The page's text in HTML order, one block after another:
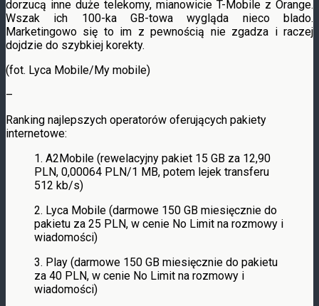
dorzucą inne duże telekomy, mianowicie T-Mobile z Orange.
Wszak ich 100-ka GB-towa wygląda nieco blado.
Marketingowo się to im z pewnością nie zgadza i raczej
dojdzie do szybkiej korekty.
(fot. Lyca Mobile/My mobile)
–
Ranking najlepszych operatorów oferujących pakiety
internetowe:
1. A2Mobile (rewelacyjny pakiet 15 GB za 12,90
PLN, 0,00064 PLN/1 MB, potem lejek transferu
512 kb/s)
2. Lyca Mobile (darmowe 150 GB miesięcznie do
pakietu za 25 PLN, w cenie No Limit na rozmowy i
wiadomości)
3. Play (darmowe 150 GB miesięcznie do pakietu
za 40 PLN, w cenie No Limit na rozmowy i
wiadomości)